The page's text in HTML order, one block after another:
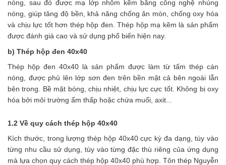
nóng, sau đó được mạ lớp nhôm kẽm bằng công nghệ nhúng
nóng, giúp tăng độ bền, khả năng chống ăn mòn, chống oxy hóa
và chịu lực tốt hơn thép hộp đen. Thép hộp mạ kẽm là sản phẩm
được đánh giá cao và sử dụng phổ biến hiện nay.
b) Thép hộp đen 40x40
Thép hộp đen 40x40 là sản phẩm được làm từ tấm thép cán
nóng, được phủ lên lớp sơn đen trên bền mặt cả bên ngoài lẫn
bên trong. Bề mặt bóng, chịu nhiệt, chịu lực cực tốt. Không bị oxy
hóa bởi môi trường ẩm thấp hoặc chứa muối, axit...
1.2 Về quy cách thép hộp 40x40
Kích thước, trong lượng thép hộp 40x40 cực kỳ đa dạng, tùy vào
từng nhu cầu sử dụng, tùy vào từng đặc thù riêng của ứng dụng
mà lựa chọn quy cách thép hộp 40x40 phù hợp. Tôn thép Nguyễn